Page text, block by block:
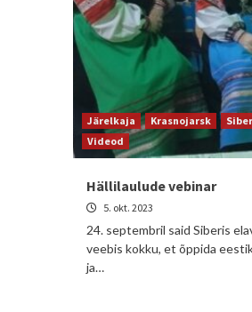
Järelkaja Krasnojarsk Siber
Videod
Hällilaulude vebinar
5. okt. 2023
24. septembril said Siberis
veebis kokku, et õppida
ja…